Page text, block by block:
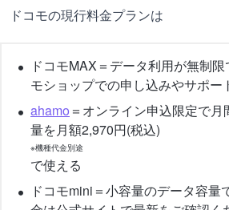
ドコモの現行料金プランは
ドコモMAX＝データ利用が無制
モショップでの申し込みやサポー
ahamo ＝オンライン申込限定で
量を月額2,970円(税込)
※機種代金別途
で使える
ドコモmini＝小容量のデータ容量